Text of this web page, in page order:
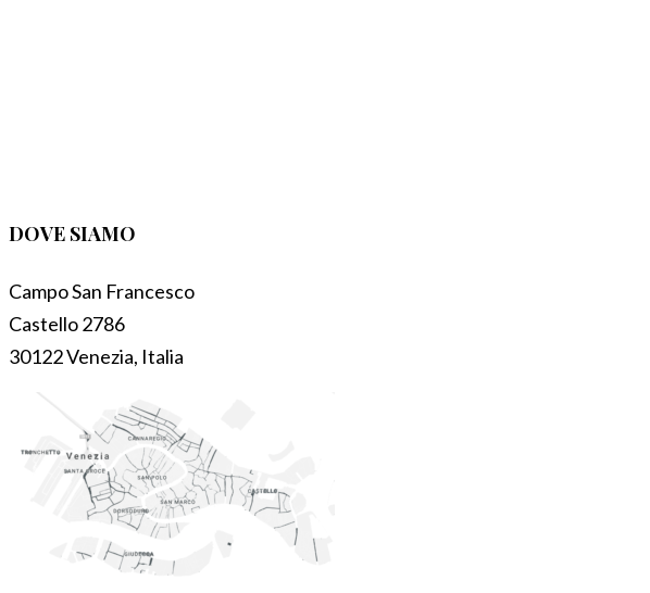
DOVE SIAMO
Campo San Francesco
Castello 2786
30122 Venezia, Italia